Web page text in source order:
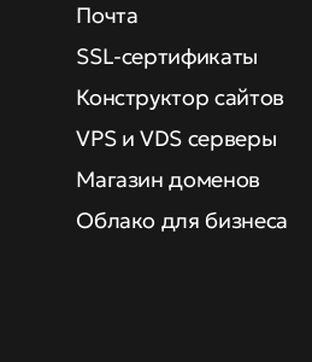
Почта
SSL-сертификаты
Конструктор сайтов
VPS и VDS серверы
Магазин доменов
Облако для бизнеса